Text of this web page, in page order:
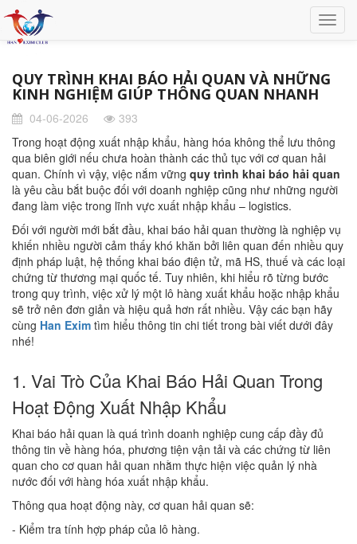
QUY TRÌNH KHAI BÁO HẢI QUAN VÀ NHỮNG
KINH NGHIỆM GIÚP THÔNG QUAN NHANH
04-06-2026
393
Trong hoạt động xuất nhập khẩu, hàng hóa không thể lưu thông
qua biên giới nếu chưa hoàn thành các thủ tục với cơ quan hải
quan. Chính vì vậy, việc nắm vững quy trình khai báo hải quan
là yêu cầu bắt buộc đối với doanh nghiệp cũng như những người
đang làm việc trong lĩnh vực xuất nhập khẩu – logistics.
Đối với người mới bắt đầu, khai báo hải quan thường là nghiệp vụ
khiến nhiều người cảm thấy khó khăn bởi liên quan đến nhiều quy
định pháp luật, hệ thống khai báo điện tử, mã HS, thuế và các loại
chứng từ thương mại quốc tế. Tuy nhiên, khi hiểu rõ từng bước
trong quy trình, việc xử lý một lô hàng xuất khẩu hoặc nhập khẩu
sẽ trở nên đơn giản và hiệu quả hơn rất nhiều. Vậy các bạn hãy
cùng Han Exim tìm hiểu thông tin chi tiết trong bài viết dưới đây
nhé!
1. Vai Trò Của Khai Báo Hải Quan Trong
Hoạt Động Xuất Nhập Khẩu
Khai báo hải quan là quá trình doanh nghiệp cung cấp đầy đủ
thông tin về hàng hóa, phương tiện vận tải và các chứng từ liên
quan cho cơ quan hải quan nhằm thực hiện việc quản lý nhà
nước đối với hàng hóa xuất nhập khẩu.
Thông qua hoạt động này, cơ quan hải quan sẽ:
- Kiểm tra tính hợp pháp của lô hàng.